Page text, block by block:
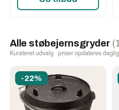
Alle støbejernsgryder
Kurateret udvalg · priser opdateres
-22%